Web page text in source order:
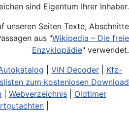
sind Eigentum Ihrer Inhaber.
unseren Seiten Texte, Abschnitte
aus "Wikipedia – Die freie
Enzyklopädie" verwendet.
VIN Decoder
Kfz-
zum kostenlosen Download
Webverzeichnis
Oldtimer